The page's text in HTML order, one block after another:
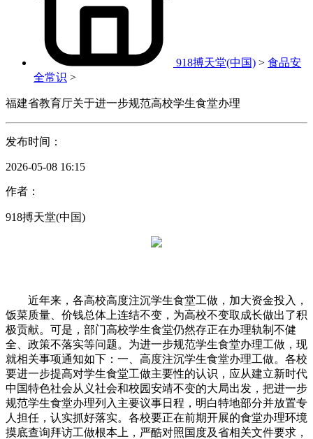
918搏天堂(中国) > 食品安
全常识 >
福建省教育厅关于进一步规范高校学生食堂办理
发布时间：
2026-05-08 16:15
作者：
918搏天堂(中国)
近年来，各高校高度注沉学生食堂工做，加大资金投入，
饭菜质量、价钱总体上连结不变，为高校不变取成长做出了积
极贡献。可是，部门高校学生食堂仍然存正在办理轨制不健
全、政策不落实等问题。为进一步规范学生食堂办理工做，现
就相关事项通知如下：一、高度注沉学生食堂办理工做。各校
要进一步提高对学生食堂工做主要性的认识，应从建立新时代
中国特色社会从义社会和校园安靖不变的大局出发，把进一步
规范学生食堂办理列入主要议事日程，明白特地部分并放置专
人担任，认实抓好落实。各校要正在前期开展的食堂办理环境
摸底查询拜访工做根本上，严酷对照国度及省相关文件要求，